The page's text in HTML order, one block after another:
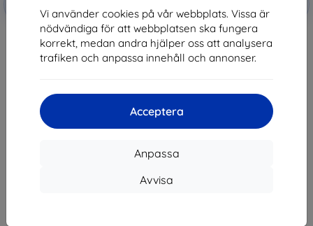
Vi använder cookies på vår webbplats. Vissa är
nödvändiga för att webbplatsen ska fungera
korrekt, medan andra hjälper oss att analysera
trafiken och anpassa innehåll och annonser.
Acceptera
Anpassa
Avvisa
kupong
3MK FlexibleGlass Watch foil for
Garmin Forerunner 165
136 kr
Sista varan i lager
kupong
3MK FlexibleGlass Watch Garmin
Forerunner 165 Hybridglas
147 kr
I lager > 5 st